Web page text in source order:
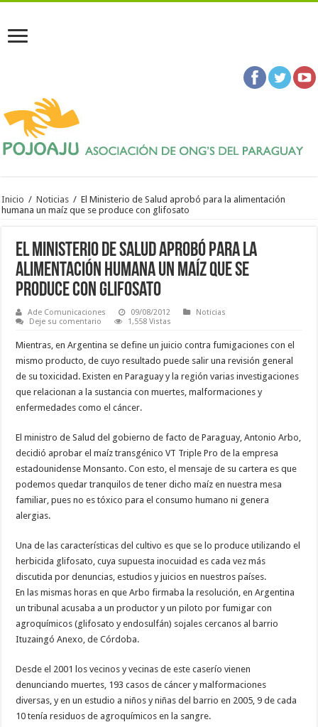
Inicio / Noticias / El Ministerio de Salud aprobó para la alimentación
humana un maíz que se produce con glifosato
El Ministerio de Salud aprobó para la
alimentación humana un maíz que se
produce con glifosato
Ade Comunicaciones 09/08/2012
Noticias
Deje su comentario
1,558 Vistas
Mientras, en Argentina se define un juicio contra fumigaciones con el
mismo producto, de cuyo resultado puede salir una revisión general
de su toxicidad. Existen en Paraguay y la región varias investigaciones
que relacionan a la sustancia con muertes, malformaciones y
enfermedades como el cáncer.
El ministro de Salud del gobierno de facto de Paraguay, Antonio Arbo,
decidió aprobar el maíz transgénico VT Triple Pro de la empresa
estadounidense Monsanto. Con esto, el mensaje de su cartera es que
podemos quedar tranquilos de tener dicho maíz en nuestra mesa
familiar, pues no es tóxico para el consumo humano ni genera
alergias.
Una de las características del cultivo es que se lo produce utilizando el
herbicida glifosato, cuya supuesta inocuidad es cada vez más
discutida por denuncias, estudios y juicios en nuestros países.
En las mismas horas en que Arbo firmaba la resolución, en Argentina
un tribunal acusaba a un productor y un piloto por fumigar con
agroquímicos (glifosato y endosulfán) sojales cercanos al barrio
Ituzaingó Anexo, de Córdoba.
Desde el 2001 los vecinos y vecinas de este caserío vienen
denunciando muertes, 193 casos de cáncer y malformaciones
diversas, y en un estudio a niños y niñas del barrio en 2005, 9 de cada
10 tenía residuos de agroquímicos en la sangre.